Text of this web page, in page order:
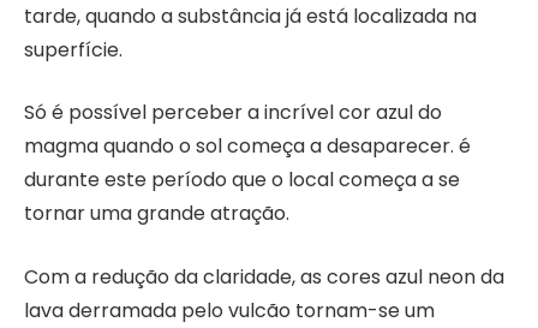
tarde, quando a substância já está localizada na
superfície.
Só é possível perceber a incrível cor azul do
magma quando o sol começa a desaparecer. é
durante este período que o local começa a se
tornar uma grande atração.
Com a redução da claridade, as cores azul neon da
lava derramada pelo vulcão tornam-se um